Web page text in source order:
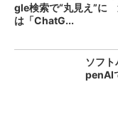
gle検索で“丸見え”に
は「ChatG...
ソフ
penAI